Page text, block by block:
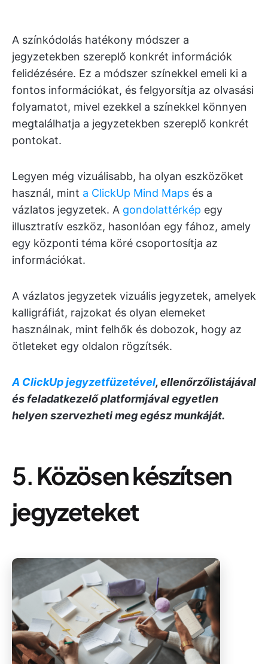
A színkódolás hatékony módszer a
jegyzetekben szereplő konkrét információk
felidézésére. Ez a módszer színekkel emeli ki a
fontos információkat, és felgyorsítja az olvasási
folyamatot, mivel ezekkel a színekkel könnyen
megtalálhatja a jegyzetekben szereplő konkrét
pontokat.
Legyen még vizuálisabb, ha olyan eszközöket
használ, mint a ClickUp Mind Maps és a
vázlatos jegyzetek. A gondolattérkép egy
illusztratív eszköz, hasonlóan egy fához, amely
egy központi téma köré csoportosítja az
információkat.
A vázlatos jegyzetek vizuális jegyzetek, amelyek
kalligráfiát, rajzokat és olyan elemeket
használnak, mint felhők és dobozok, hogy az
ötleteket egy oldalon rögzítsék.
A ClickUp jegyzetfüzetével, ellenőrzőlistájával
és feladatkezelő platformjával egyetlen
helyen szervezheti meg egész munkáját.
5.Közösen készítsen
jegyzeteket